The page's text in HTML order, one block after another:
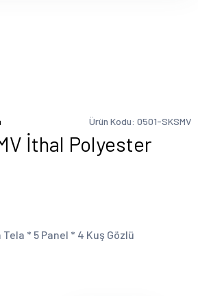
Ürün Kodu: 0501-SKSMV
İthal Polyester
* 5 Panel * 4 Kuş Gözlü